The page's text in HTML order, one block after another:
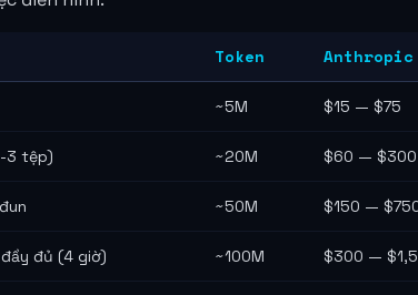
Token Anthropic
~5M $15 — $75
3 tệp) ~20M $60 — $300
~50M $150 —
đủ (4 giờ) ~100M $300 —